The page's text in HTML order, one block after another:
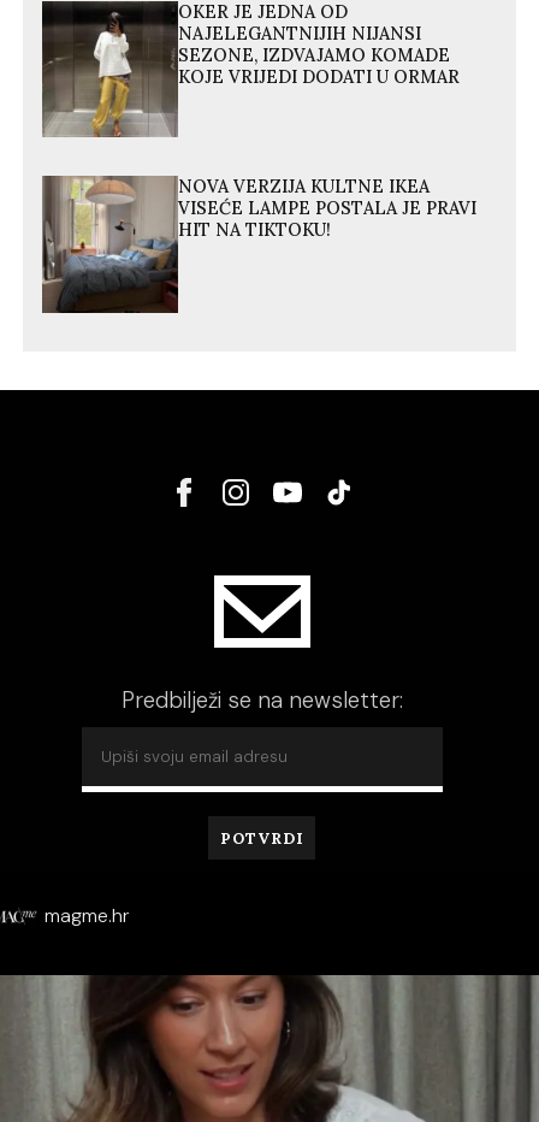
OKER JE JEDNA OD
NAJELEGANTNIJIH NIJANSI
SEZONE, IZDVAJAMO KOMADE
KOJE VRIJEDI DODATI U ORMAR
NOVA VERZIJA KULTNE IKEA
VISEĆE LAMPE POSTALA JE PRAVI
HIT NA TIKTOKU!
Predbilježi se na newsletter:
magme.hr